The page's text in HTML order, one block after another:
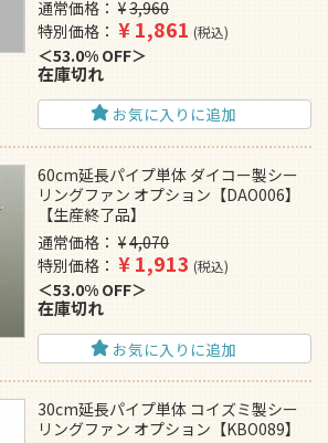
通常価格
¥3,960
特別価格
¥1,861 税込
53.0% OFF
在庫切れ
お気に入りに追加
60cm延長パイプ単体 ダイコー製シー
リングファン オプション【DAO006】
【生産終了品】
通常価格
¥4,070
特別価格
¥1,913 税込
53.0% OFF
在庫切れ
お気に入りに追加
30cm延長パイプ単体 コイズミ製シー
リングファン オプション【KBO089】